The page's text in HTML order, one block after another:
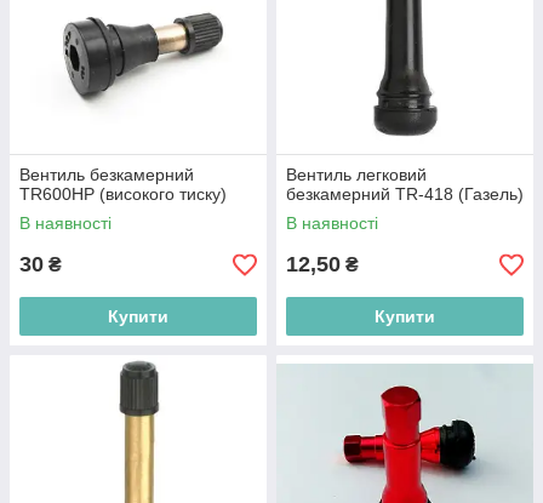
Вентиль безкамерний
TR600HP (високого тиску)
В наявності
30 ₴
Купити
Вентиль легковий
безкамерний TR-418 (Газель)
В наявності
12,50 ₴
Купити